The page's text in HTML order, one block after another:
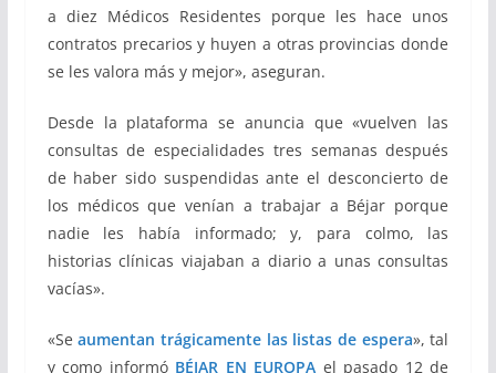
a diez Médicos Residentes porque les hace unos
contratos precarios y huyen a otras provincias donde
se les valora más y mejor», aseguran.
Desde la plataforma se anuncia que «vuelven las
consultas de especialidades tres semanas después
de haber sido suspendidas ante el desconcierto de
los médicos que venían a trabajar a Béjar porque
nadie les había informado; y, para colmo, las
historias clínicas viajaban a diario a unas consultas
vacías».
«Seaumentan trágicamente las listas de espera», tal
y como informó BÉJAR EN EUROPA el pasado 12 de